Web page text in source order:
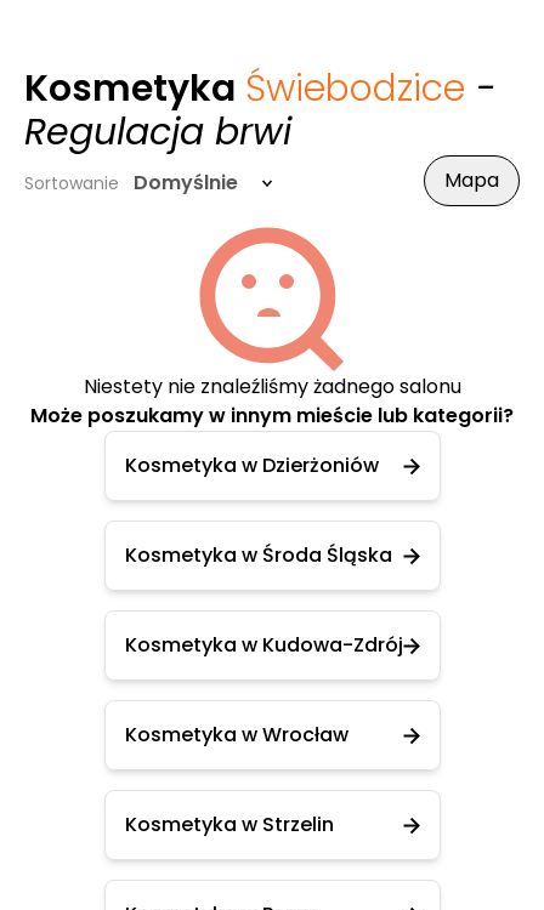
Kosmetyka Świebodzice -
Regulacja brwi
Sortowanie Domyślnie Mapa
Niestety nie znaleźliśmy żadnego salonu
Może poszukamy w innym mieście lub kategorii?
Kosmetyka w Dzierżoniów
Kosmetyka w Środa Śląska
Kosmetyka w Kudowa-Zdrój
Kosmetyka w Wrocław
Kosmetyka w Strzelin